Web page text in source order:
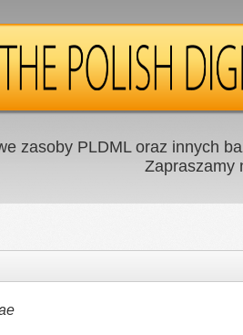
zasoby PLDML oraz innych
Zapraszamy